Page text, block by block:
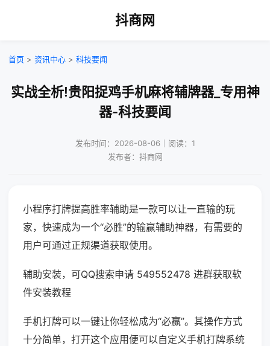
抖商网
首页 > 资讯中心 > 科技要闻
实战全析!贵阳捉鸡手机麻将辅牌器_专用神
器-科技要闻
发布时间：2026-08-06｜阅读：1
发布者：抖商网
小程序打牌提高胜率辅助是一款可以让一直输的玩
家，快速成为一个“必胜”的输赢辅助神器，有需要的
用户可通过正规渠道获取使用。
辅助安装，可QQ搜索申请 549552478 进群获取软
件安装教程
手机打牌可以一键让你轻松成为“必赢”。其操作方式
十分简单，打开这个应用便可以自定义手机打牌系统